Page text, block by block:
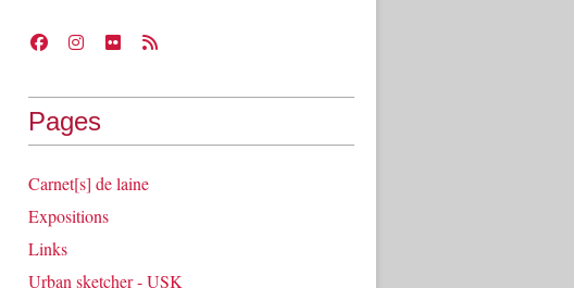
Pages
Carnet[s] de laine
Expositions
Links
Urban sketcher - USK